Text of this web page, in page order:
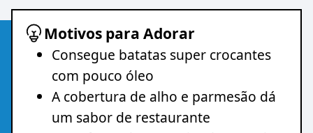
Motivos para Adorar
Consegue batatas super crocantes
com pouco óleo
A cobertura de alho e parmesão dá
um sabor de restaurante